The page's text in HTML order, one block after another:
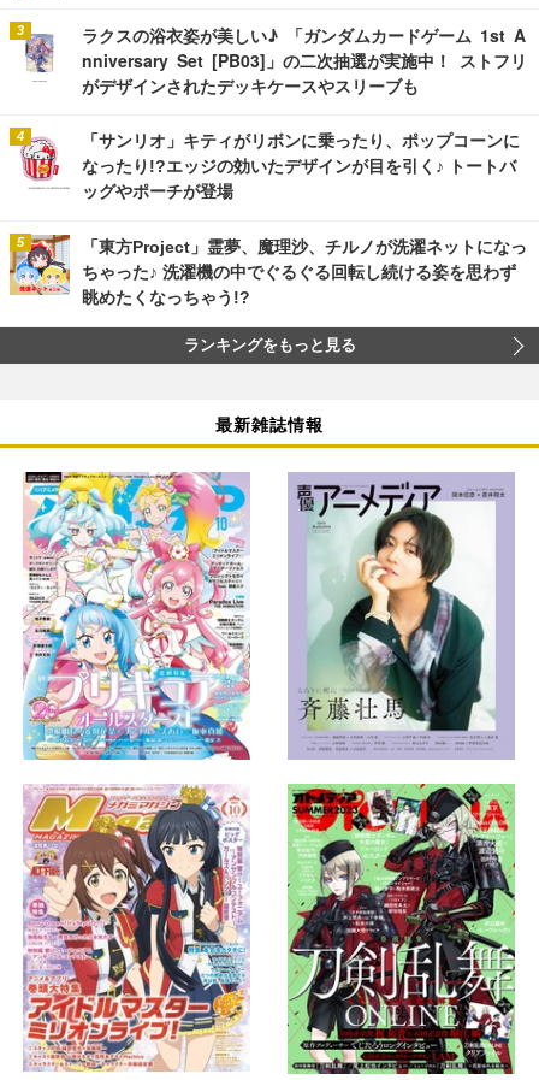
ラクスの浴衣姿が美しい♪ 「ガンダムカードゲーム 1st A
nniversary Set [PB03]」の二次抽選が実施中！ ストフリ
がデザインされたデッキケースやスリーブも
「サンリオ」キティがリボンに乗ったり、ポップコーンに
なったり!?エッジの効いたデザインが目を引く♪ トートバ
ッグやポーチが登場
「東方Project」霊夢、魔理沙、チルノが洗濯ネットになっ
ちゃった♪ 洗濯機の中でぐるぐる回転し続ける姿を思わず
眺めたくなっちゃう!?
ランキングをもっと見る
最新雑誌情報